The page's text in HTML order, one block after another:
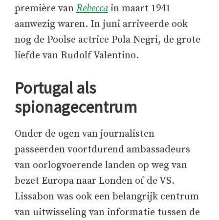
première van Rebeccain maart 1941
aanwezig waren. In juni arriveerde ook
nog de Poolse actrice Pola Negri, de grote
liefde van Rudolf Valentino.
Portugal als
spionagecentrum
Onder de ogen van journalisten
passeerden voortdurend ambassadeurs
van oorlogvoerende landen op weg van
bezet Europa naar Londen of de VS.
Lissabon was ook een belangrijk centrum
van uitwisseling van informatie tussen de